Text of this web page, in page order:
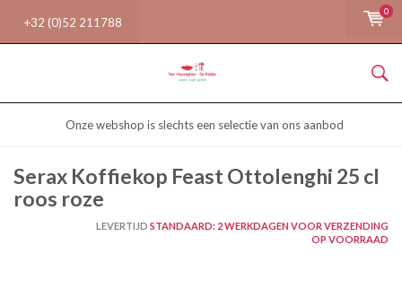
+32 (0)52 211788
0
Onze webshop is slechts een selectie van ons aanbod
Serax Koffiekop Feast Ottolenghi 25 cl
roos roze
LEVERTIJD STANDAARD: 2 WERKDAGEN VOOR VERZENDING
OP VOORRAAD